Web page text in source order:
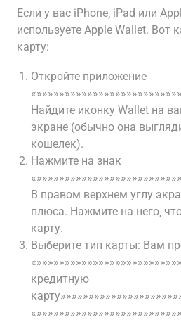
Если у вас iPhone‚ iPad или
используете Apple Wallet. Вот
карту:
Откройте приложение
Найдите иконку Wallet на
экране (обычно она
кошелек).
Нажмите на знак
В правом верхнем углу
плюса. Нажмите на него‚
карту.
Выберите тип карты: Вам
кредитную